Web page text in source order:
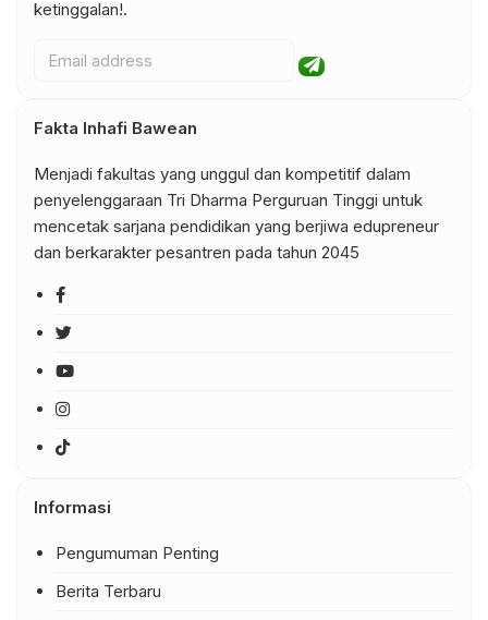
ketinggalan!.
Fakta Inhafi Bawean
Menjadi fakultas yang unggul dan kompetitif dalam
penyelenggaraan Tri Dharma Perguruan Tinggi untuk
mencetak sarjana pendidikan yang berjiwa edupreneur
dan berkarakter pesantren pada tahun 2045
Informasi
Pengumuman Penting
Berita Terbaru